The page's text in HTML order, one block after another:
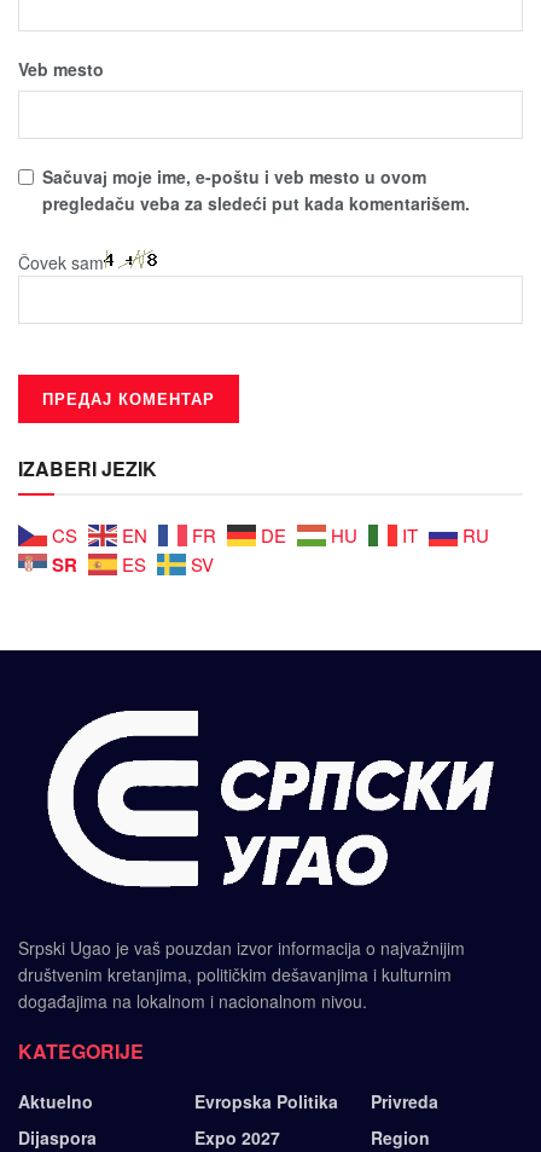
Veb mesto
Sačuvaј moјe ime, e-poštu i veb mesto u ovom
pregledaču veba za sledeći put kada komentarišem.
Čovek sam
IZABERI JEZIK
CS EN FR DE HU IT RU
SR ES SV
Srpski Ugao je vaš pouzdan izvor informacija o najvažnijim
društvenim kretanjima, političkim dešavanjima i kulturnim
događajima na lokalnom i nacionalnom nivou.
KATEGORIJE
Aktuelno
Dijaspora
Evropska Politika
Expo 2027
Privreda
Region